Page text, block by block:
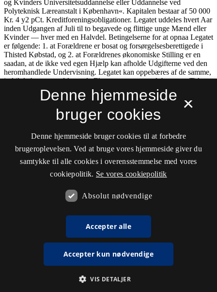
×
Denne hjemmeside
bruger cookies
Denne hjemmeside bruger cookies til at forbedre
brugeroplevelsen. Ved at bruge vores hjemmeside giver du
samtykke til alle cookies i overensstemmelse med vores
cookiepolitik. Se vores cookiepolitik
Absolut nødvendige
Accepter alle
Accepter kun nødvendige
VIS DETALJER